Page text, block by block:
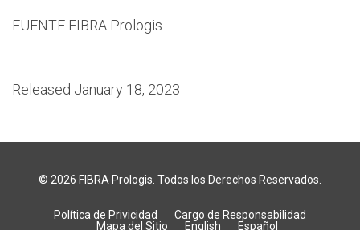
FUENTE FIBRA Prologis
Released January 18, 2023
© 2026 FIBRA Prologis . Todos los Derechos Reservados.
Política de Privicidad
Cargo de Responsabilidad
Mapa del Sitio
English Español